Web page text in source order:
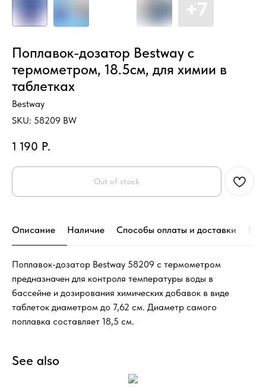
Поплавок-дозатор Bestway с
термометром, 18.5см, для химии в
таблетках
Bestway
SKU: 58209 BW
1 190 Р.
Out of stock
Описание Наличие Способы оплаты и доставки
Поплавок-дозатор Bestway 58209 с термометром
предназначен для контроля температуры воды в
бассейне и дозирования химических добавок в виде
таблеток диаметром до 7,62 см. Диаметр самого
поплавка составляет 18,5 см.
See also